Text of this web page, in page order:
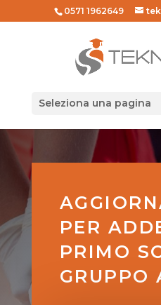
0571 1962649
Seleziona una pagina
PER
PRIMO
GRUPPO